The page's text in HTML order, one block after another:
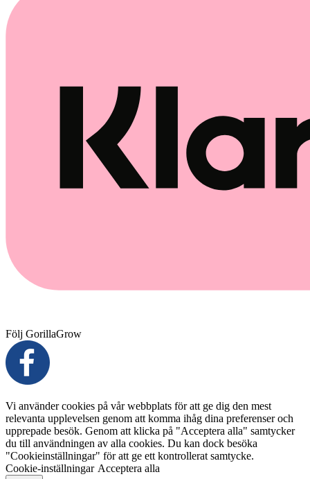
Följ GorillaGrow
Vi använder cookies på vår webbplats för att ge dig den mest
relevanta upplevelsen genom att komma ihåg dina preferenser och
upprepade besök. Genom att klicka på "Acceptera alla" samtycker
du till användningen av alla cookies. Du kan dock besöka
"Cookieinställningar" för att ge ett kontrollerat samtycke.
Cookie-inställningar Acceptera alla